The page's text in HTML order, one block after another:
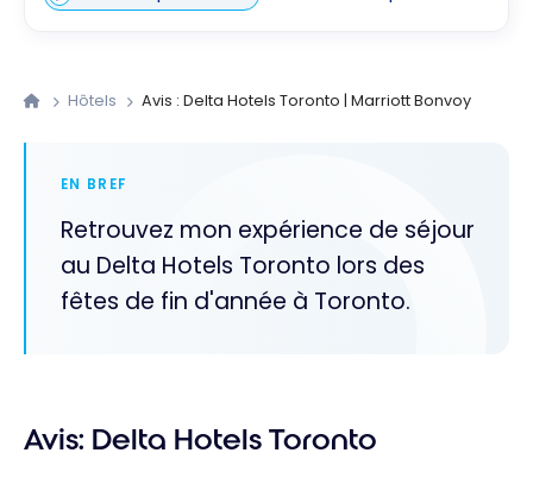
Hôtels Avis : Delta Hotels Toronto | Marriott Bonvoy
EN BREF
Retrouvez mon expérience de séjour
au Delta Hotels Toronto lors des
fêtes de fin d'année à Toronto.
Avis: Delta Hotels Toronto